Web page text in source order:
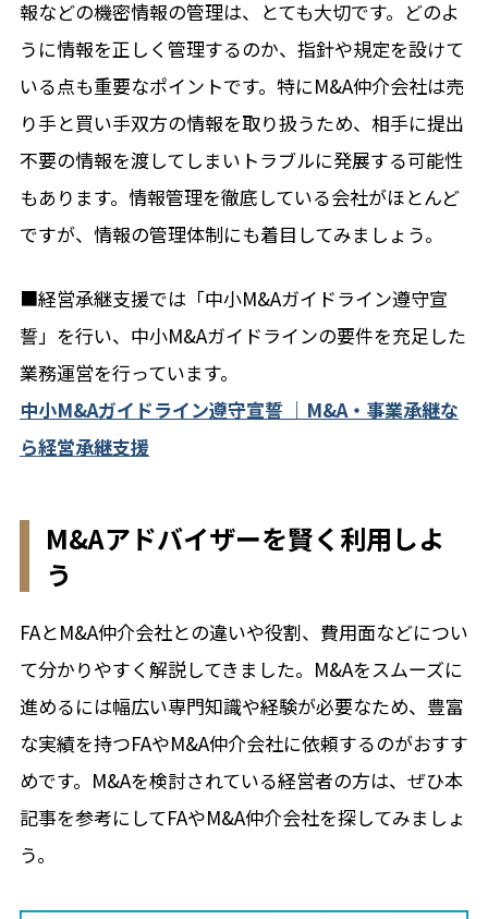
報などの機密情報の管理は、とても大切です。どのよ
うに情報を正しく管理するのか、指針や規定を設けて
いる点も重要なポイントです。特にM&A仲介会社は売
り手と買い手双方の情報を取り扱うため、相手に提出
不要の情報を渡してしまいトラブルに発展する可能性
もあります。情報管理を徹底している会社がほとんど
ですが、情報の管理体制にも着目してみましょう。
■経営承継支援では「中小M&Aガイドライン遵守宣
誓」を行い、中小M&Aガイドラインの要件を充足した
業務運営を行っています。
中小M&Aガイドライン遵守宣誓 ｜M&A・事業承継な
ら経営承継支援
M&Aアドバイザーを賢く利用しよ
う
FAとM&A仲介会社との違いや役割、費用面などについ
て分かりやすく解説してきました。M&Aをスムーズに
進めるには幅広い専門知識や経験が必要なため、豊富
な実績を持つFAやM&A仲介会社に依頼するのがおすす
めです。M&Aを検討されている経営者の方は、ぜひ本
記事を参考にしてFAやM&A仲介会社を探してみましょ
う。